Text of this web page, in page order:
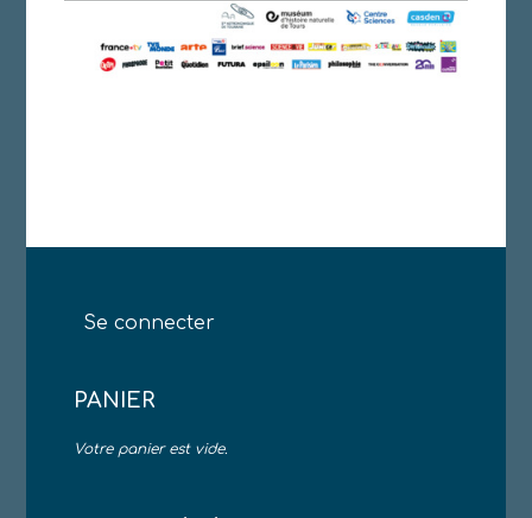
Se connecter
PANIER
Votre panier est vide.